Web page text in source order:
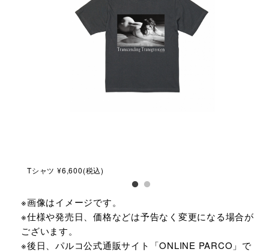
Tシャツ ¥6,600(税込)
※画像はイメージです。
※仕様や発売日、価格などは予告なく変更になる場合が
ございます。
※後日、パルコ公式通販サイト「ONLINE PARCO」で